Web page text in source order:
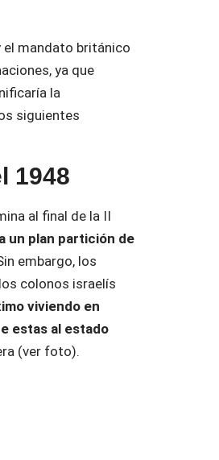
el mandato británico
ya que
la
siguientes
1948
al final de la II
un plan partición de
embargo, los
colonos israelís
viviendo en
estas al estado
(ver foto).